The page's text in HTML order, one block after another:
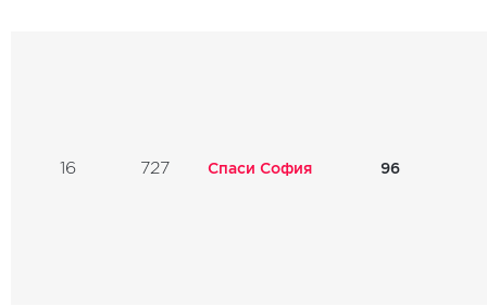
16 727 Спаси София 96